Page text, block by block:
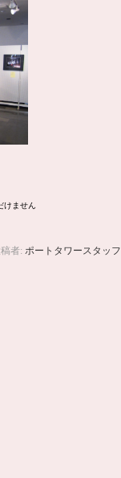
けません
者: ポートタワースタッフ